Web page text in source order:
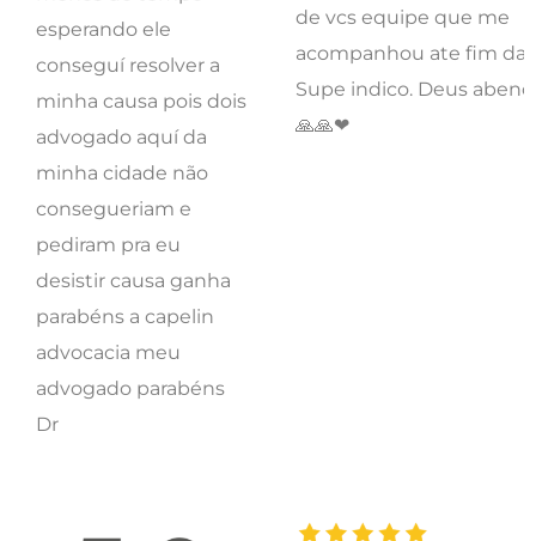
minha cidade não
consegueriam e
pediram pra eu
desistir causa ganha
parabéns a capelin
advocacia meu
advogado parabéns
Dr